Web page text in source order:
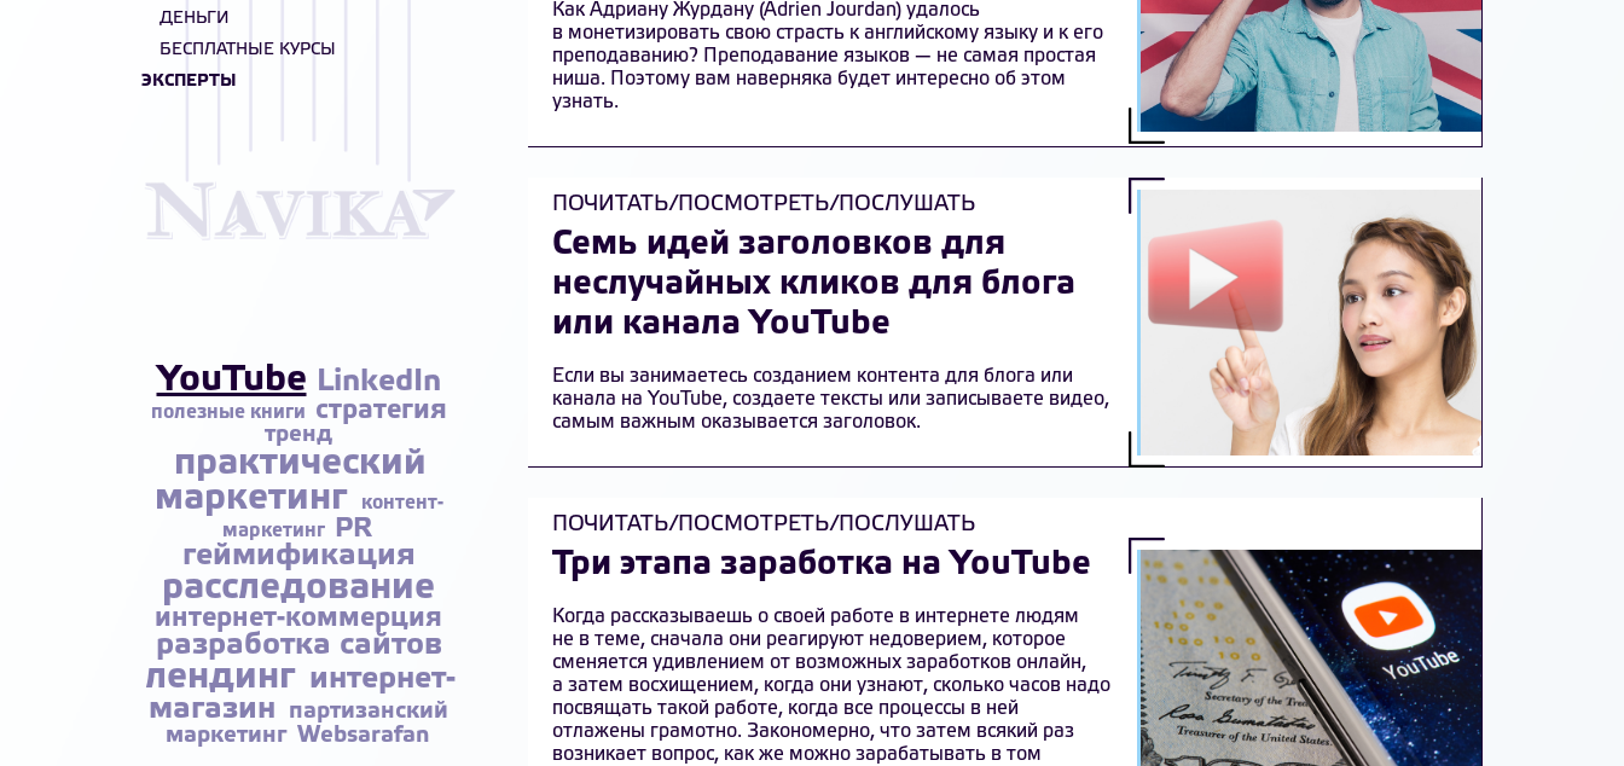
ДЕНЬГИ
БЕСПЛАТНЫЕ КУРСЫ
ЭКСПЕРТЫ
YouTube LinkedIn
полезные книги стратегия
тренд
практический
маркетинг
контент-
маркетинг
PR
геймификация
расследование
интернет-коммерция
разработка сайтов
лендинг интернет-
магазин
партизанский
маркетинг Websarafan
Как Адриану Журдану (Adrien Jourdan) удалось
в монетизировать свою страсть к английскому языку и к его
преподаванию? Преподавание языков — не самая простая
ниша. Поэтому вам наверняка будет интересно об этом
узнать.
ПОЧИТАТЬ/ПОСМОТРЕТЬ/ПОСЛУШАТЬ
Семь идей заголовков для
неслучайных кликов для блога
или канала YouTube
Если вы занимаетесь созданием контента для блога или
канала на YouTube, создаете тексты или записываете видео,
самым важным оказывается заголовок.
ПОЧИТАТЬ/ПОСМОТРЕТЬ/ПОСЛУШАТЬ
Три этапа заработка на YouTube
Когда рассказываешь о своей работе в интернете людям
не в теме, сначала они реагируют недоверием, которое
сменяется удивлением от возможных заработков онлайн,
а затем восхищением, когда они узнают, сколько часов надо
посвящать такой работе, когда все процессы в ней
отлажены грамотно. Закономерно, что затем всякий раз
возникает вопрос, как же можно зарабатывать в том